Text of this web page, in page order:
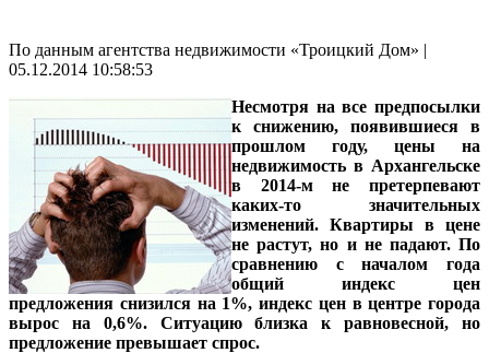
По данным агентства недвижимости «Троицкий Дом» |
05.12.2014 10:58:53
Несмотря на все предпосылки
к снижению, появившиеся в
прошлом году, цены на
недвижимость в Архангельске
в 2014-м не претерпевают
каких-то значительных
изменений. Квартиры в цене
не растут, но и не падают. По
сравнению с началом года
общий индекс цен
предложения снизился на 1%, индекс цен в центре города
вырос на 0,6%. Ситуацию близка к равновесной, но
предложение превышает спрос.